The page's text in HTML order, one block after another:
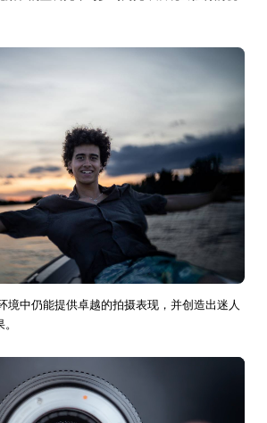
境中仍能提供卓越的拍摄表现，并创造出迷人